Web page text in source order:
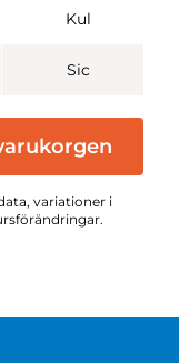
Kul
Sic
variationer i